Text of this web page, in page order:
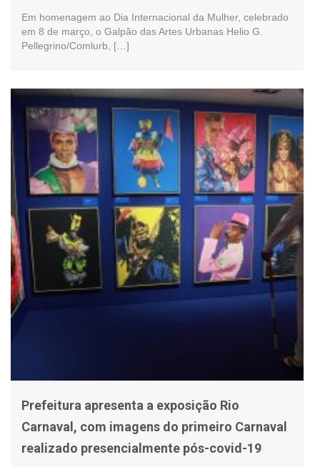
Em homenagem ao Dia Internacional da Mulher, celebrado
em 8 de março, o Galpão das Artes Urbanas Helio G.
Pellegrino/Comlurb, […]
Prefeitura apresenta a exposição Rio
Carnaval, com imagens do primeiro Carnaval
realizado presencialmente pós-covid-19